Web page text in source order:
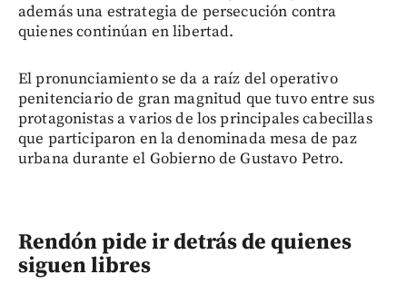
además una estrategia de persecución contra
quienes continúan en libertad.
El pronunciamiento se da a raíz del operativo
penitenciario de gran magnitud que tuvo entre sus
protagonistas a varios de los principales cabecillas
que participaron en la denominada mesa de paz
urbana durante el Gobierno de Gustavo Petro.
Rendón pide ir detrás de quienes
siguen libres